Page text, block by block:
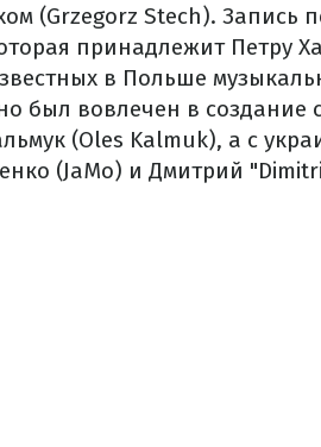
(Grzegorz Stech). Запись
принадлежит Петру
в Польше
был вовлечен в создание
(Oles Kalmuk), а с
(JaMo) и Дмитрий